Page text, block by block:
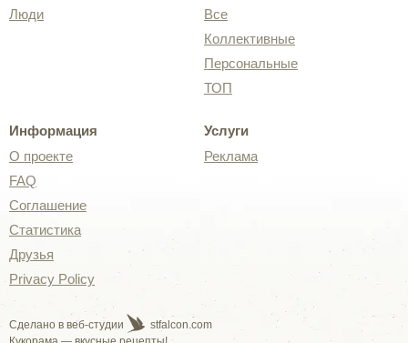
Люди
Все
Коллективные
Персональные
ТОП
Информация
О проекте
FAQ
Соглашение
Статистика
Друзья
Privacy Policy
Услуги
Реклама
Сделано в веб-студии
stfalcon.com